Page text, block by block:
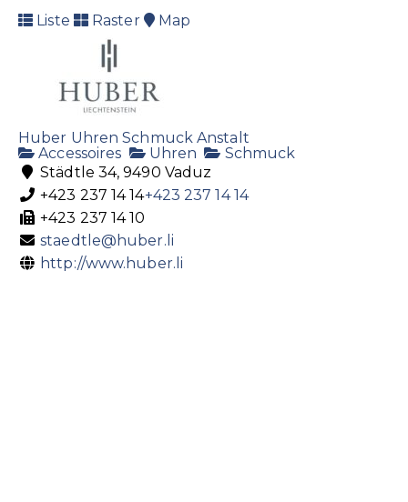
Liste
Raster Map
Huber Uhren Schmuck Anstalt
Accessoires
Uhren
Schmuck
Städtle 34, 9490 Vaduz
+423 237 14 14+423 237 14 14
+423 237 14 10
staedtle@huber.li
http://www.huber.li